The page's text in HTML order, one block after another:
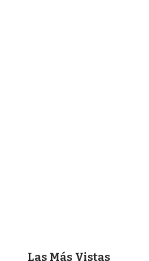
Las Más Vistas